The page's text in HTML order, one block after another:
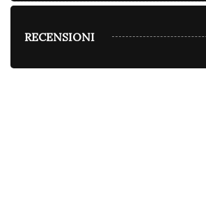
RECENSIONI